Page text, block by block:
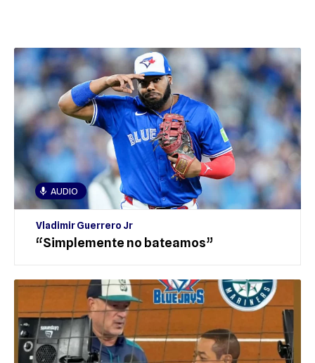
AUDIO
Vladimir Guerrero Jr
“Simplemente no bateamos”